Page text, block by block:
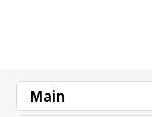
Main